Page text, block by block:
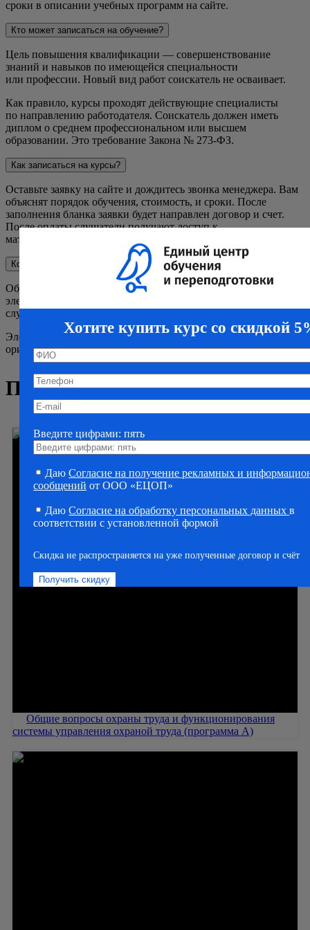
завершается итоговым тестированием, результаты которого
оформляются в виде протокола проверки знаний требований
ОТ.
сроки в описании учебных программ на сайте.
Кто может записаться на обучение?
Цель повышения квалификации — совершенствование
знаний и навыков по имеющейся специальности
или профессии. Новый вид работ соискатель не осваивает.
Как правило, курсы проходят действующие специалисты
по направлению работодателя. Соискатель должен иметь
диплом о среднем профессиональном или высшем
образовании. Это требование Закона № 273-ФЗ.
Как записаться на курсы?
Оставьте заявку на сайте и дождитесь звонка менеджера. Вам
объяснят порядок обучения, стоимость, и сроки. После
заполнения бланка заявки будет направлен договор и счет.
После оплаты слушатели получают доступ к
материалам курса.
Когда я получу документы?
Обучение заканчивается итоговой аттестацией в форме
электронного тестирования. При положительном результате
слушатели получают удостоверение.
Электронный документ мы направим в срок окончания курса;
оригинал вышлем Почтой России в течение 2-3 дней.
Похожие курсы
Общие вопросы охраны труда и функционирования
системы управления охраной труда (программа А)
Хотите купить курс со скидкой
Введите цифрами: пять
ДаюСогласие на получение рекламных и
сообщений от ООО «ЕЦОП»
ДаюСогласие на обработку персональных данныхв
соответствии с установленной формой
Скидка не распространяется на уже полученные договор и счёт